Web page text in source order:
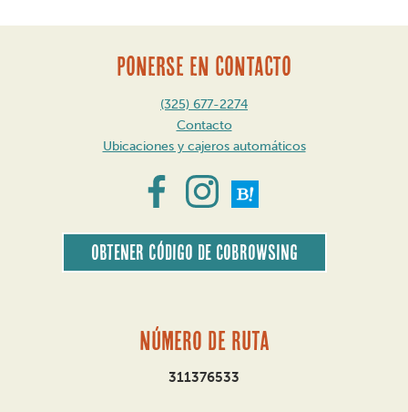
PONERSE EN CONTACTO
(325) 677-2274
Contacto
Ubicaciones y cajeros automáticos
Obtener código de CoBrowsing
Número de ruta
311376533